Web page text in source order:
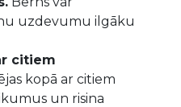
uzdevumu ilgāku
citiem
kopā ar citiem
un risina